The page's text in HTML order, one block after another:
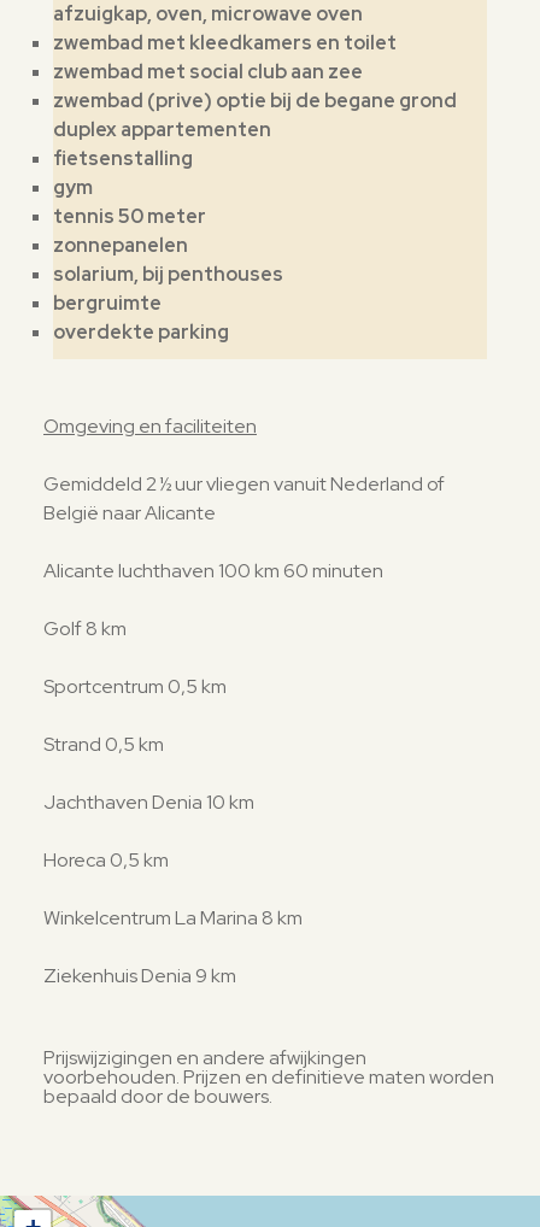
afzuigkap, oven, microwave oven
zwembad met kleedkamers en toilet
zwembad met social club aan zee
zwembad (prive) optie bij de begane grond
duplex appartementen
fietsenstalling
gym
tennis 50 meter
zonnepanelen
solarium, bij penthouses
bergruimte
overdekte parking
Omgeving en faciliteiten
Gemiddeld 2 ½ uur vliegen vanuit Nederland of
België naar Alicante
Alicante luchthaven 100 km 60 minuten
Golf 8 km
Sportcentrum 0,5 km
Strand 0,5 km
Jachthaven Denia 10 km
Horeca 0,5 km
Winkelcentrum La Marina 8 km
Ziekenhuis Denia 9 km
Prijswijzigingen en andere afwijkingen
voorbehouden. Prijzen en definitieve maten worden
bepaald door de bouwers.